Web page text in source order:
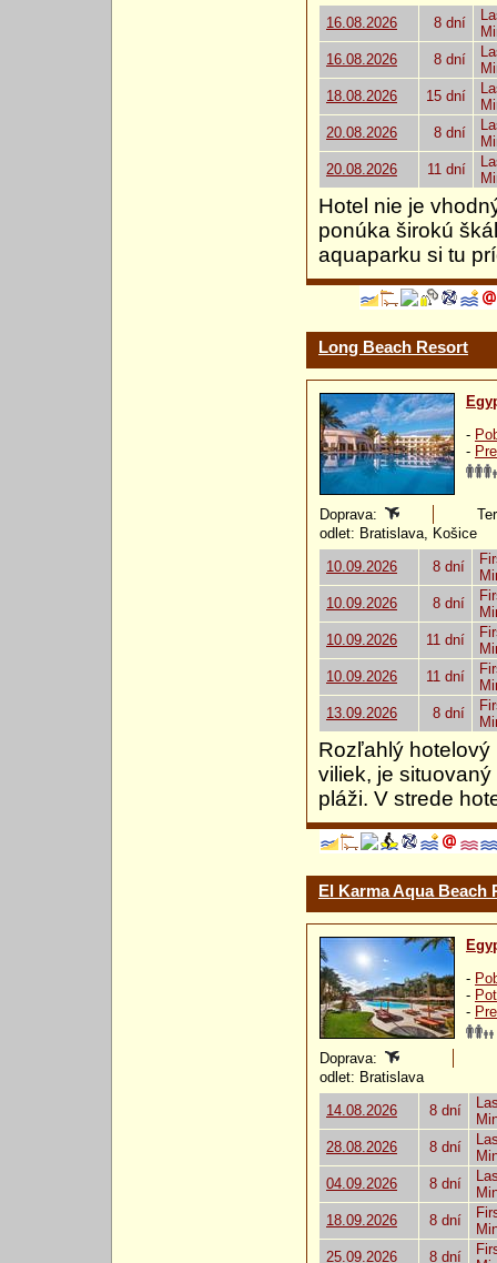
16.08.2026
8 dní
16.08.2026
8 dní
18.08.2026
15 dní
20.08.2026
8 dní
20.08.2026
11 dní
Hotel nie je
ponúka širokú
aquaparku si tu
Long Beach Resort
-
-
Doprava:
odlet: Bratislava, Košice
10.09.2026
8 dní
10.09.2026
8 dní
10.09.2026
11 dní
10.09.2026
11 dní
13.09.2026
8 dní
Rozľahlý
viliek, je
pláži. V strede
El Karma Aqua Beach
-
-
-
Doprava:
odlet: Bratislava
14.08.2026
8 dní
28.08.2026
8 dní
04.09.2026
8 dní
18.09.2026
8 dní
25.09.2026
8 dní